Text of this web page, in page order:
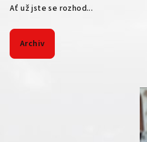
Ať už jste se rozhod...
Archiv